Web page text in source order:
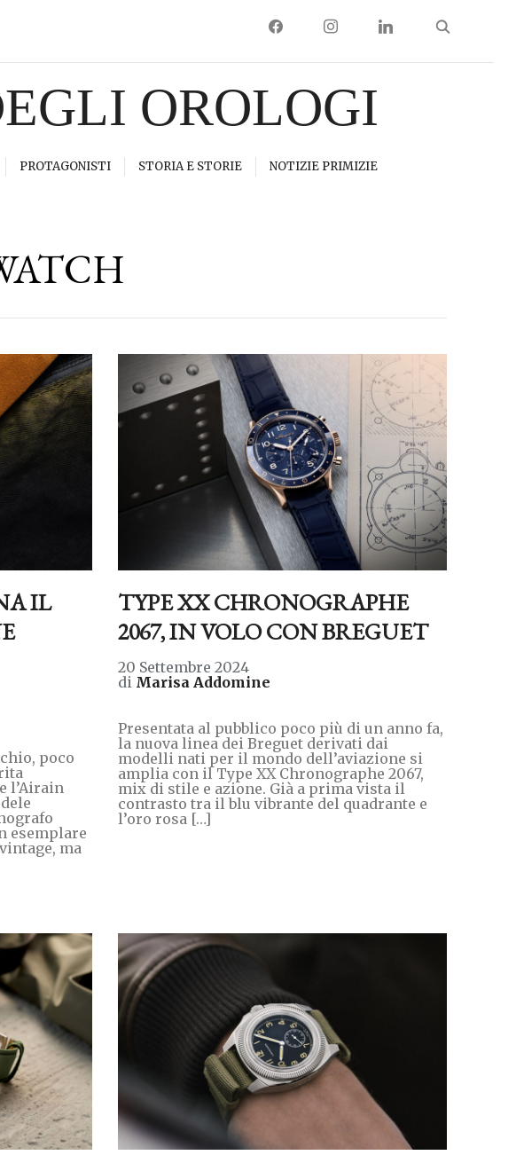
FACEBOOKINSTAGRAMLINKEDIN
OROLOGI
PROTAGONISTI STORIA E STORIE NOTIZIE PRIMIZIE
IL
poco
l’Airain
esemplare
ma
TYPE XX CHRONOGRAPHE
2067, IN VOLO CON BREGUET
20 Settembre 2024
di Marisa Addomine
Presentata al pubblico poco più di un anno fa,
la nuova linea dei Breguet derivati dai
modelli nati per il mondo dell’aviazione si
amplia con il Type XX Chronographe 2067,
mix di stile e azione. Già a prima vista il
contrasto tra il blu vibrante del quadrante e
l’oro rosa […]